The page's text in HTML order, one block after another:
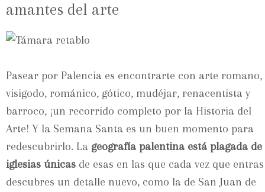
amantes del arte
Pasear por Palencia es encontrarte con arte romano,
visigodo, románico, gótico, mudéjar, renacentista y
barroco, ¡un recorrido completo por la Historia del
Arte! Y la Semana Santa es un buen momento para
redescubrirlo. La geografía palentina está plagada de
iglesias únicas de esas en las que cada vez que entras
descubres un detalle nuevo, como la de San Juan de